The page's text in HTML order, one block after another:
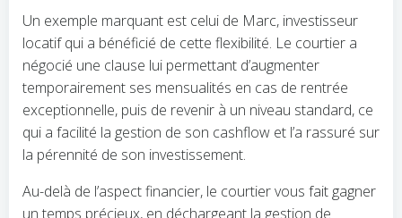
Un exemple marquant est celui de Marc, investisseur
locatif qui a bénéficié de cette flexibilité. Le courtier a
négocié une clause lui permettant d’augmenter
temporairement ses mensualités en cas de rentrée
exceptionnelle, puis de revenir à un niveau standard, ce
qui a facilité la gestion de son cashflow et l’a rassuré sur
la pérennité de son investissement.
Au-delà de l’aspect financier, le courtier vous fait gagner
un temps précieux, en déchargeant la gestion de